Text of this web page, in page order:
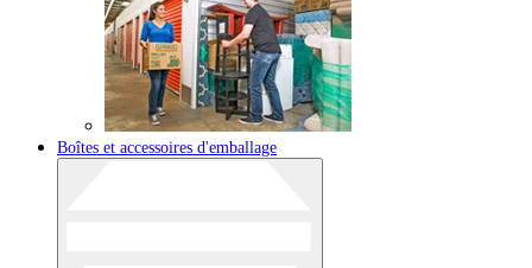
Boîtes et accessoires d'emballage